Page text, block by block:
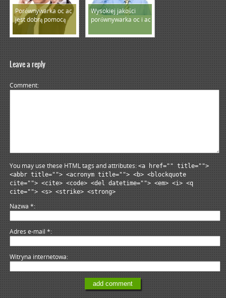
Porównywarka oc ac
jest dobrą pomocą
Wysokiej jakości
porównywarka oc i ac
Leave a reply
Comment
You may use these HTML tags and attributes:<a href="" title="">
<abbr title=""> <acronym title=""> <b> <blockquote
cite=""> <cite> <code> <del datetime=""> <em> <i> <q
cite=""> <s> <strike> <strong>
Nazwa*
Adres e-mail*
Witryna internetowa